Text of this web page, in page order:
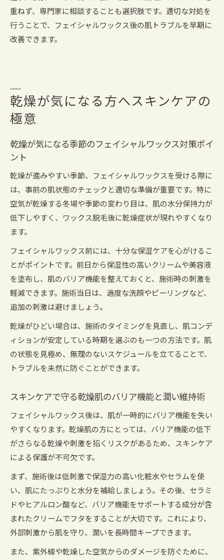
重ねず、専門家に相談することも選択肢です。適切な対処を
行うことで、フェイシャルワックス後の肌トラブルを早期に
改善できます。
乾燥が気になる方へスキンケアの
極意
乾燥が気になる季節のフェイシャルワックス対策ポイ
ント
乾燥が進みやすい季節、フェイシャルワックスを受ける際に
は、事前の肌状態のチェックと適切な準備が重要です。特に
空気が乾燥する冬場や季節の変わり目は、肌の水分保持力が
低下しやすく、ワックス脱毛後に乾燥症状が現れやすくなり
ます。
フェイシャルワックス前には、十分な保湿ケアを心がけるこ
とがポイントです。前日から保湿性の高いクリームや美容液
を塗布し、肌のバリア機能を整えておくと、施術時の刺激を
軽減できます。施術当日は、過度な洗顔やピーリングなど、
追加の刺激は避けましょう。
乾燥がひどい場合は、施術のタイミングを見直し、肌コンデ
ィションが安定している時期を選ぶのも一つの方法です。肌
の状態を見極め、無理のないスケジュールを立てることで、
トラブルを未然に防ぐことができます。
スキンケアで守る乾燥肌のバリア機能と潤い維持術
フェイシャルワックス後は、肌が一時的にバリア機能を失い
やすくなります。乾燥肌の方にとっては、バリア機能の低下
がさらなる乾燥や刺激を招くリスクがあるため、スキンケア
による保護が不可欠です。
まず、施術後は低刺激で保湿力の高い化粧水やセラムを使
い、肌にたっぷりと水分を補給しましょう。その後、セラミ
ドやヒアルロン酸など、バリア機能をサポートする成分が含
まれたクリームでフタをすることが大切です。これにより、
外部刺激から肌を守り、潤いを長時間キープできます。
また、紫外線や乾燥した空気からのダメージを防ぐために、